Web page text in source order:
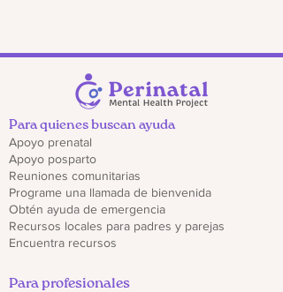
Para quienes buscan ayuda
Apoyo prenatal
Apoyo posparto
Reuniones comunitarias
Programe una llamada de bienvenida
Obtén ayuda de emergencia
Recursos locales para padres y parejas
Encuentra recursos
Para profesionales